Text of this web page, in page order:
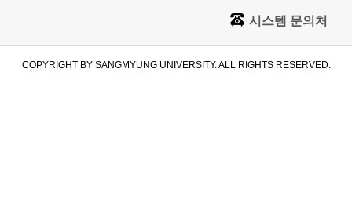
시스템 문의처
COPYRIGHT BY SANGMYUNG UNIVERSITY. ALL RIGHTS RESERVED.